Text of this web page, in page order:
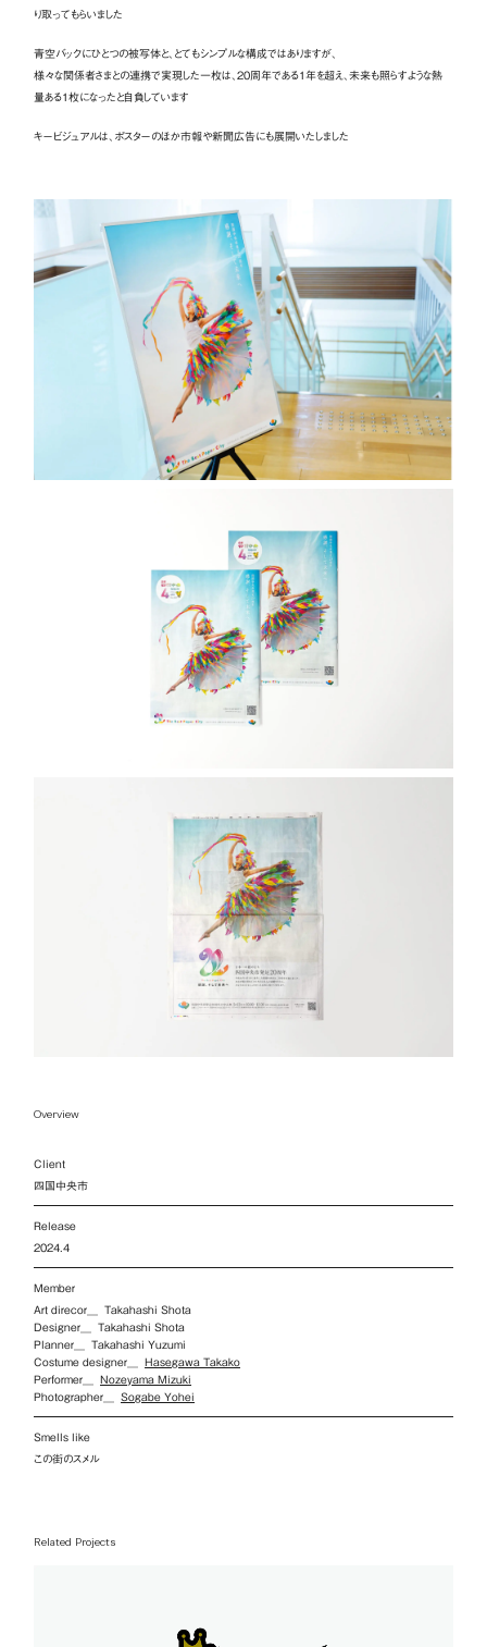
り取ってもらいました
青空バックにひとつの被写体と、とてもシンプルな構成ではありますが、
様々な関係者さまとの連携で実現した一枚は、20周年である1年を超え、未来も照らすような熱
量ある1枚になったと自負しています
キービジュアルは、ポスターのほか市報や新聞広告にも展開いたしました
Overview
Client
四国中央市
Release
2024.4
Member
Art direcor__ Takahashi Shota
Designer__ Takahashi Shota
Planner__ Takahashi Yuzumi
Costume designer__Hasegawa Takako
Performer__Nozeyama Mizuki
Photographer__Sogabe Yohei
Smells like
この街のスメル
Related Projects